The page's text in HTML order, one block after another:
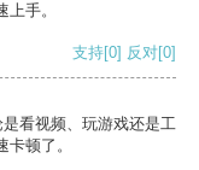
手。
支持[0] 反对[0]
看视频、玩游戏还是工
顿了。